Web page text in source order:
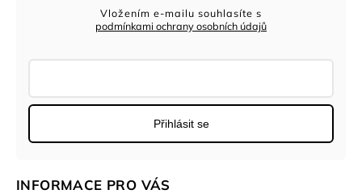
Vložením e-mailu souhlasíte s
podmínkami ochrany osobních údajů
Přihlásit se
INFORMACE PRO VÁS